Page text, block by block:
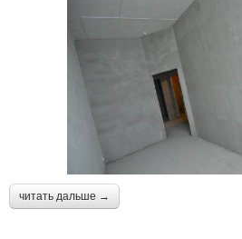
читать дальше →